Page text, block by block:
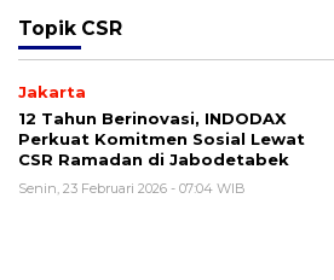
Topik CSR
Jakarta
12 Tahun Berinovasi, INDODAX
Perkuat Komitmen Sosial Lewat
CSR Ramadan di Jabodetabek
Senin, 23 Februari 2026 - 07:04 WIB